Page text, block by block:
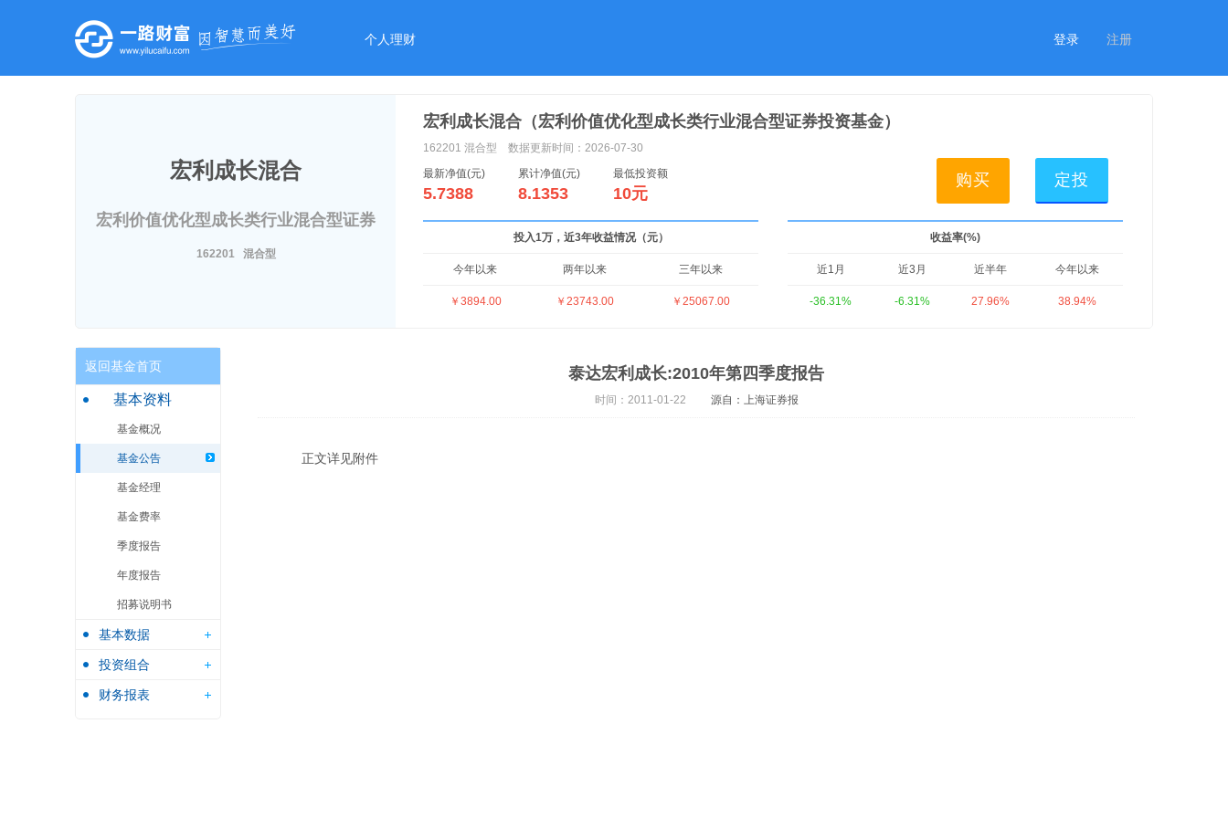
个人理财 登录 注册
宏利成长混合
宏利价值优化型成长类行业混合型证券
投资基金
162201 混合型
宏利成长混合（宏利价值优化型成长类行业混合型证券投资基金）
162201 混合型
数据更新时间：2026-07-30
最新净值(元)
累计净值(元) 最低投资额
5.7388 8.1353 10元
购买 定投
投入1万，近3年收益情况（元）
今年以来 两年以来 三年以来
￥3894.00 ￥23743.00 ￥25067.00
收益率(%)
近1月 近3月 近半年 今年以来
-36.31% -6.31% 27.96% 38.94%
返回基金首页
基本资料
基金概况
基金公告
基金经理
基金费率
季度报告
年度报告
招募说明书
基本数据
投资组合
财务报表
泰达宏利成长:2010年第四季度报告
时间：2011-01-22 源自：上海证券报
正文详见附件